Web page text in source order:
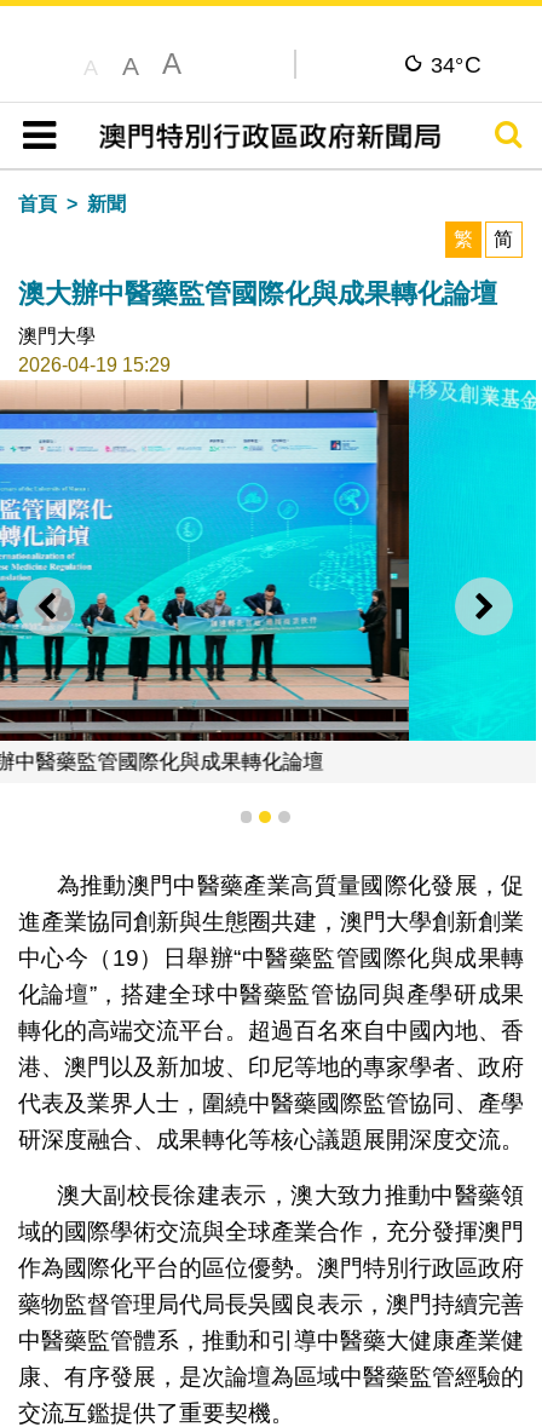
A A A 34°C
目錄
搜尋
首頁
新聞
繁
简
澳大辦中醫藥監管國際化與成果轉化論壇
澳門大學
2026-04-19 15:29
上一則 下一
徐建
1 2 3
為推動澳門中醫藥產業高質量國際化發展，促
進產業協同創新與生態圈共建，澳門大學創新創業
中心今（19）日舉辦“中醫藥監管國際化與成果轉
化論壇”，搭建全球中醫藥監管協同與產學研成果
轉化的高端交流平台。超過百名來自中國內地、香
港、澳門以及新加坡、印尼等地的專家學者、政府
代表及業界人士，圍繞中醫藥國際監管協同、產學
研深度融合、成果轉化等核心議題展開深度交流。
澳大副校長徐建表示，澳大致力推動中醫藥領
域的國際學術交流與全球產業合作，充分發揮澳門
作為國際化平台的區位優勢。澳門特別行政區政府
藥物監督管理局代局長吳國良表示，澳門持續完善
中醫藥監管體系，推動和引導中醫藥大健康產業健
康、有序發展，是次論壇為區域中醫藥監管經驗的
交流互鑑提供了重要契機。